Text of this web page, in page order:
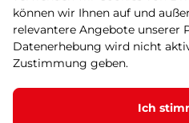
zum Formular
Informationen zu Elektro-
und Elektonikgeräten
können wir Ihnen auf und
relevantere Angebote unserer
Datenerhebung wird nicht
Zustimmung geben.
Ich